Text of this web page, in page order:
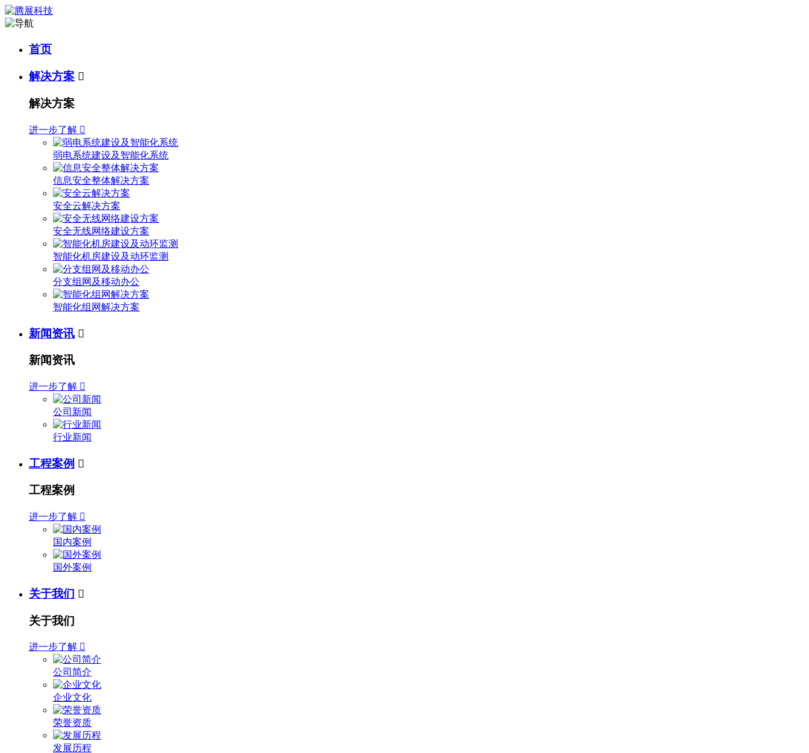
首页
解决方案 
解决方案
进一步了解 
弱电系统建设及智能化系统
信息安全整体解决方案
安全云解决方案
安全无线网络建设方案
智能化机房建设及动环监测
分支组网及移动办公
智能化组网解决方案
新闻资讯 
新闻资讯
进一步了解 
公司新闻
行业新闻
工程案例 
工程案例
进一步了解 
国内案例
国外案例
关于我们 
关于我们
进一步了解 
公司简介
企业文化
荣誉资质
发展历程